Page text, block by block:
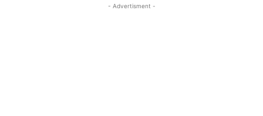
- Advertisment -